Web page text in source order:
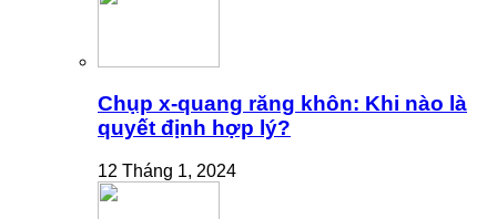
Chụp x-quang răng khôn: Khi nào là
quyết định hợp lý?
12 Tháng 1, 2024